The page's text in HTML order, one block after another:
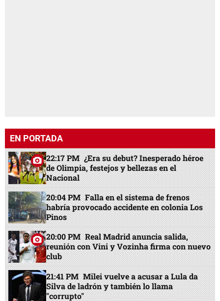
EN PORTADA
22:17 PM ¿Era su debut? Inesperado héroe
de Olimpia, festejos y bellezas en el
Nacional
20:04 PM Falla en el sistema de frenos
habría provocado accidente en colonia Los
Pinos
20:00 PM Real Madrid anuncia salida,
reunión con Vini y Vozinha firma con nuevo
club
21:41 PM Milei vuelve a acusar a Lula da
Silva de ladrón y también lo llama
"corrupto"